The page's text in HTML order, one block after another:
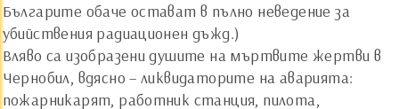
Българите обаче остават в пълно неведение за
убийствения радиационен дъжд.)
Вляво са изобразени душите на мъртвите жертви в
Чернобил, вдясно – ликвидаторите на аварията:
пожарникарят, работник станция, пилота,